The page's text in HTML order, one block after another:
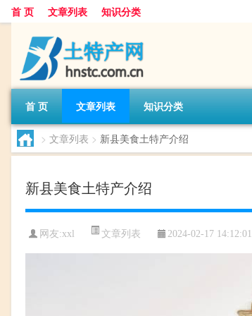
首 页 文章列表 知识分类
首 页 文章列表 知识分类
> 文章列表 > 新县美食土特产介绍
新县美食土特产介绍
网友:xxl 文章列表 2024-02-17 14:12:01